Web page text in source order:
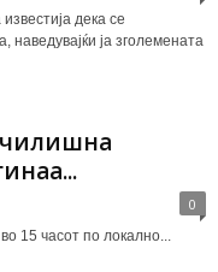
дека се
наведувајќи ја зголемената
0
15 часот по локално...